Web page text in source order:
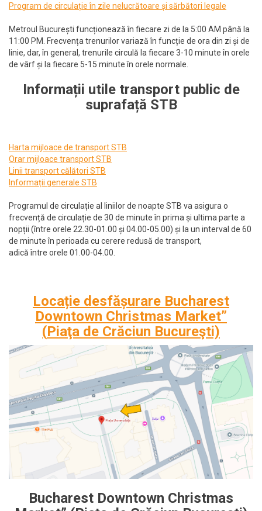
Program de circulație în zile nelucrătoare și sărbători legale
Metroul București funcționează în fiecare zi de la 5:00 AM până la
11:00 PM. Frecvența trenurilor variază în funcție de ora din zi și de
linie, dar, în general, trenurile circulă la fiecare 3-10 minute în orele
de vârf și la fiecare 5-15 minute în orele normale.
Informații utile transport public de
suprafață STB
Harta mijloace de transport STB
Orar mijloace transport STB
Linii transport călători STB
Informații generale STB
Programul de circulație al liniilor de noapte STB va asigura o
frecvență de circulație de 30 de minute în prima și ultima parte a
nopții (între orele 22.30-01.00 și 04.00-05.00) și la un interval de 60
de minute în perioada cu cerere redusă de transport,
adică între orele 01.00-04.00.
Locație desfășurare Bucharest
Downtown Christmas Market”
(Piaţa de Crăciun Bucureşti)
Bucharest Downtown Christmas